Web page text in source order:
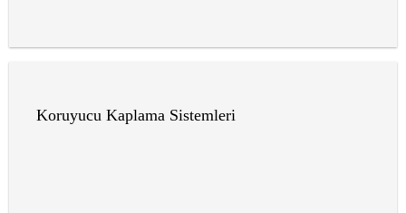
Koruyucu Kaplama Sistemleri